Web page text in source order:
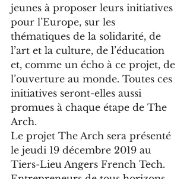
jeunes à proposer leurs initiatives
pour l’Europe, sur les
thématiques de la solidarité, de
l’art et la culture, de l’éducation
et, comme un écho à ce projet, de
l’ouverture au monde. Toutes ces
initiatives seront-elles aussi
promues à chaque étape de The
Arch.
Le projet The Arch sera présenté
le jeudi 19 décembre 2019 au
Tiers-Lieu Angers French Tech.